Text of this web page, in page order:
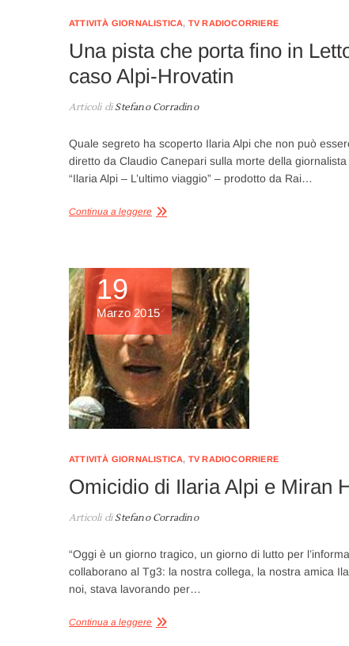
ATTIVITÀ GIORNALISTICA, TV RADIOCORRIERE
Una pista che porta fino in
caso Alpi-Hrovatin
Articoli diStefano Corradino
Quale segreto ha scoperto Ilaria Alpi che non può
diretto da Claudio Canepari sulla morte della
“Ilaria Alpi – L’ultimo viaggio” – prodotto da Rai…
Continua a leggere
19
Marzo 2015
ATTIVITÀ GIORNALISTICA, TV RADIOCORRIERE
Omicidio di Ilaria Alpi e Miran
Articoli diStefano Corradino
“Oggi è un giorno tragico, un giorno di lutto per
collaborano al Tg3: la nostra collega, la nostra amica
noi, stava lavorando per…
Continua a leggere